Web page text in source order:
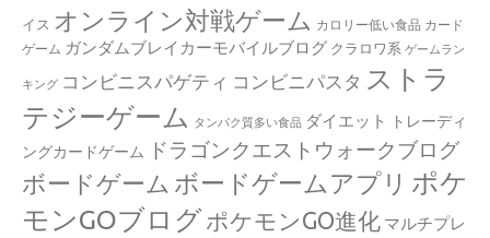
イス オンライン対戦ゲーム カロリー低い食品 カード
ゲーム ガンダムブレイカーモバイルブログ クラロワ系 ゲームラン
キング コンビニスパゲティ コンビニパスタ ストラ
テジーゲーム
タンパク質多い食品 ダイエット
トレーディ
ングカードゲーム
ドラゴンクエストウォークブログ
ボードゲーム ボードゲームアプリ ポケ
モンGOブログ ポケモンGO進化 マルチプレ